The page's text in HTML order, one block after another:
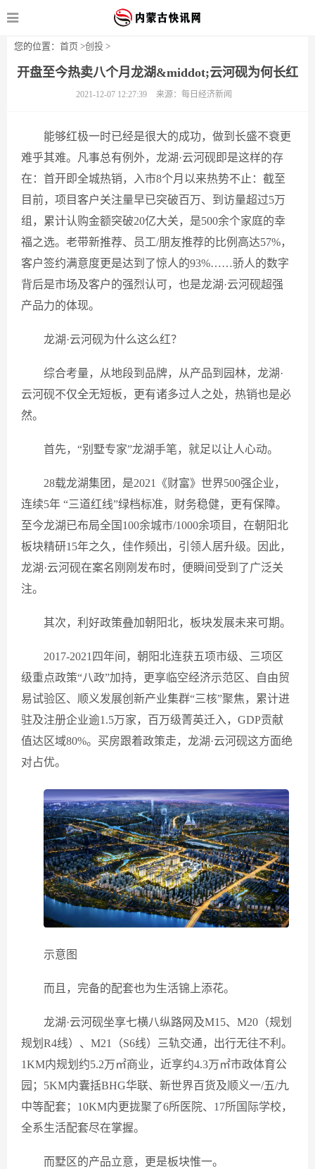
您的位置： 首页 >创投 >
开盘至今热卖八个月龙湖&middot;云河砚为何长红
2021-12-07 12:27:39 来源：每日经济新闻
能够红极一时已经是很大的成功，做到长盛不衰更
难乎其难。凡事总有例外，龙湖·云河砚即是这样的存
在：首开即全城热销，入市8个月以来热势不止：截至
目前，项目客户关注量早已突破百万、到访量超过5万
组，累计认购金额突破20亿大关，是500余个家庭的幸
福之选。老带新推荐、员工/朋友推荐的比例高达57%，
客户签约满意度更是达到了惊人的93%……骄人的数字
背后是市场及客户的强烈认可，也是龙湖·云河砚超强
产品力的体现。
龙湖·云河砚为什么这么红？
综合考量，从地段到品牌，从产品到园林，龙湖·
云河砚不仅全无短板，更有诸多过人之处，热销也是必
然。
首先，“别墅专家”龙湖手笔，就足以让人心动。
28载龙湖集团，是2021《财富》世界500强企业，
连续5年 “三道红线”绿档标准，财务稳健，更有保障。
至今龙湖已布局全国100余城市/1000余项目，在朝阳北
板块精研15年之久，佳作频出，引领人居升级。因此，
龙湖·云河砚在案名刚刚发布时，便瞬间受到了广泛关
注。
其次，利好政策叠加朝阳北，板块发展未来可期。
2017-2021四年间，朝阳北连获五项市级、三项区
级重点政策“八政”加持，更享临空经济示范区、自由贸
易试验区、顺义发展创新产业集群“三核”聚焦，累计进
驻及注册企业逾1.5万家，百万级菁英迁入，GDP贡献
值达区域80%。买房跟着政策走，龙湖·云河砚这方面绝
对占优。
示意图
而且，完备的配套也为生活锦上添花。
龙湖·云河砚坐享七横八纵路网及M15、M20（规划
规划R4线）、M21（S6线）三轨交通，出行无往不利。
1KM内规划约5.2万㎡商业，近享约4.3万㎡市政体育公
园；5KM内囊括BHG华联、新世界百货及顺义一/五/九
中等配套；10KM内更拢聚了6所医院、17所国际学校，
全系生活配套尽在掌握。
而墅区的产品立意，更是板块惟一。